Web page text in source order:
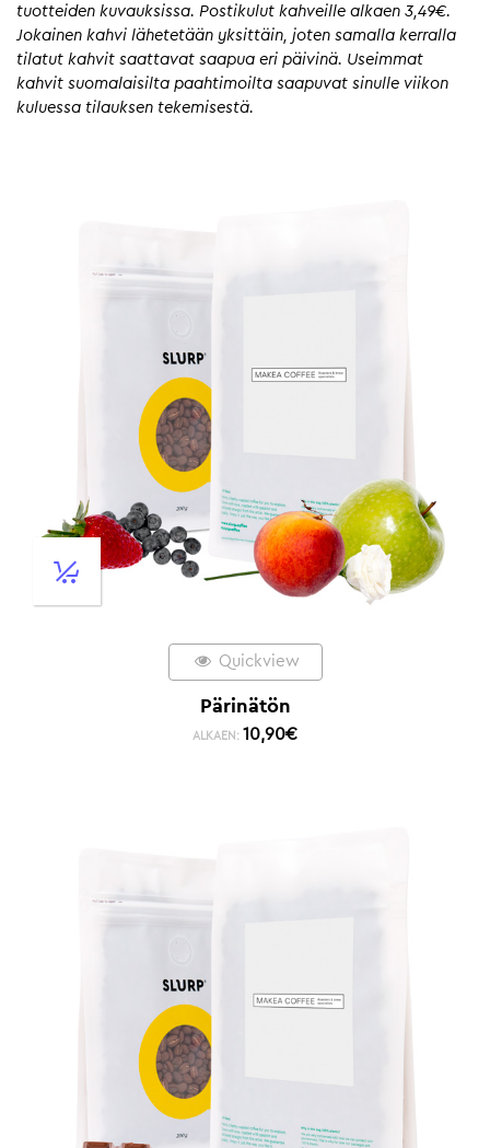
tuotteiden kuvauksissa. Postikulut kahveille alkaen 3,49€.
Jokainen kahvi lähetetään yksittäin, joten samalla kerralla
tilatut kahvit saattavat saapua eri päivinä. Useimmat
kahvit suomalaisilta paahtimoilta saapuvat sinulle viikon
kuluessa tilauksen tekemisestä.
Quickview
Pärinätön
ALKAEN: 10,90€